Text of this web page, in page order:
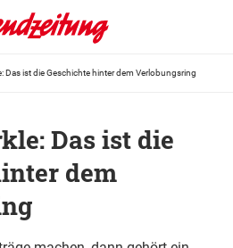
Das ist die Geschichte hinter dem Verlobungsring
Das ist die
dem